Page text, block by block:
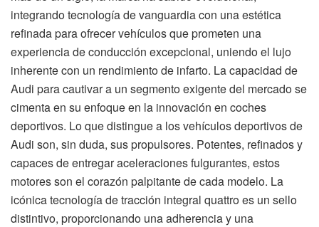
integrando tecnología de vanguardia con una estética
refinada para ofrecer vehículos que prometen una
experiencia de conducción excepcional, uniendo el lujo
inherente con un rendimiento de infarto. La capacidad de
Audi para cautivar a un segmento exigente del mercado se
cimenta en su enfoque en la innovación en coches
deportivos. Lo que distingue a los vehículos deportivos de
Audi son, sin duda, sus propulsores. Potentes, refinados y
capaces de entregar aceleraciones fulgurantes, estos
motores son el corazón palpitante de cada modelo. La
icónica tecnología de tracción integral quattro es un sello
distintivo, proporcionando una adherencia y una